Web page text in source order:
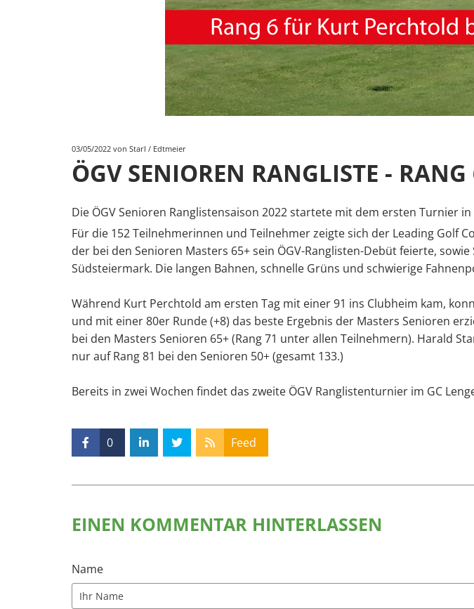
03/05/2022 von Starl / Edtmeier
ÖGV SENIOREN RANGLISTE -
Die ÖGV Senioren Ranglistensaison 2022 startete mit dem ersten Turnier
Für die 152 Teilnehmerinnen und Teilnehmer zeigte sich der Leading Golf
der bei den Senioren Masters 65+ sein ÖGV-Ranglisten-Debüt feierte,
Südsteiermark. Die langen Bahnen, schnelle Grüns und schwierige
Während Kurt Perchtold am ersten Tag mit einer 91 ins Clubheim kam,
und mit einer 80er Runde (+8) das beste Ergebnis der Masters Senioren
bei den Masters Senioren 65+ (Rang 71 unter allen Teilnehmern). Harald
nur auf Rang 81 bei den Senioren 50+ (gesamt 133.)
Bereits in zwei Wochen findet das zweite ÖGV Ranglistenturnier im GC
0 Feed
EINEN KOMMENTAR HINTERLASSEN
Name